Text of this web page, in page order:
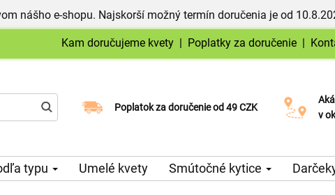
nášho e-shopu. Najskorší možný termín doručenia je od
Kam doručujeme kvety | Poplatky za doručenie |
Poplatok za doručenie od 49 CZK
Vyberte si dátum doručenia
v
typu Umelé kvety Smútočné kytice